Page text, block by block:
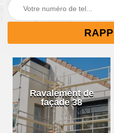
Ravalement de
façade 38